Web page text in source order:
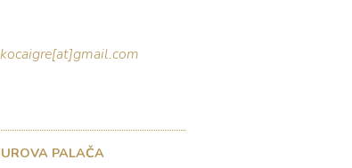
PALAČA